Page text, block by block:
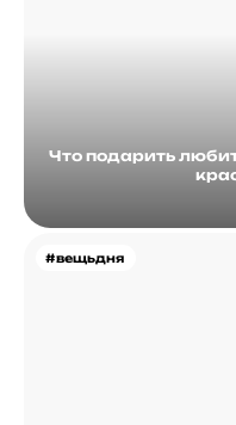
Что подарить
#вещьдня